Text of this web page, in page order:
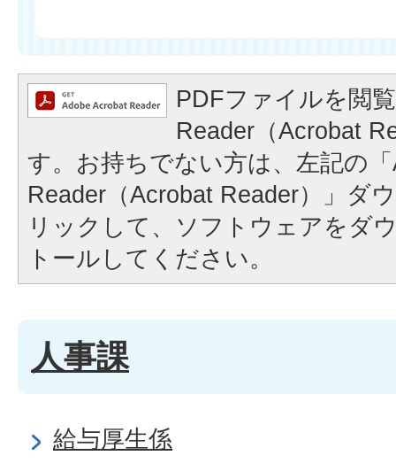
PDFファイルを閲
Reader（Acrobat
す。お持ちでない方は、左記の
Reader（Acrobat Reader）」ダ
リックして、ソフトウェアをダ
トールしてください。
人事課
給与厚生係